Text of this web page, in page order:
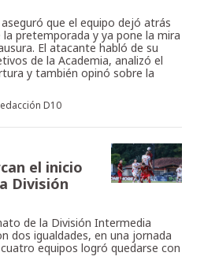
que el equipo dejó atrás
pretemporada y ya pone la mira
El atacante habló de su
de la Academia, analizó el
y también opinó sobre la
D10
el inicio
División
de la División Intermedia
dos igualdades, en una jornada
equipos logró quedarse con